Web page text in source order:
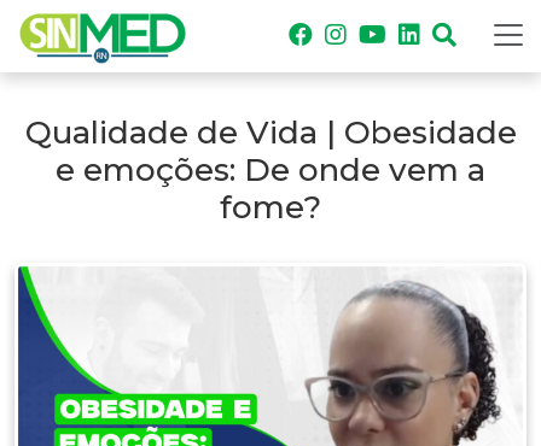
Qualidade de Vida | Obesidade
e emoções: De onde vem a
fome?